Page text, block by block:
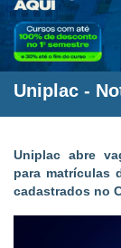
Uniplac -
Uniplac abre
para matrículas
cadastrados no